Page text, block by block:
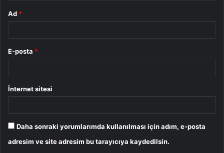
Ad *
E-posta *
İnternet sitesi
Daha sonraki yorumlarımda kullanılması için adım, e-posta
adresim ve site adresim bu tarayıcıya kaydedilsin.